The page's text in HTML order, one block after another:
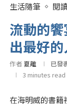
生活隨筆 閱
流動的
出最好
作者 夏離 已發
3 minutes read
在海明威的書籍